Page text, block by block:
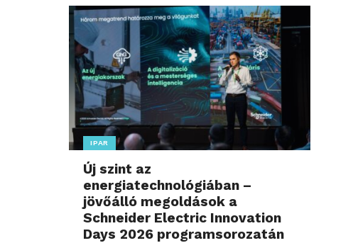
IPAR
Új szint az
energiatechnológiában –
jövőálló megoldások a
Schneider Electric Innovation
Days 2026 programsorozatán